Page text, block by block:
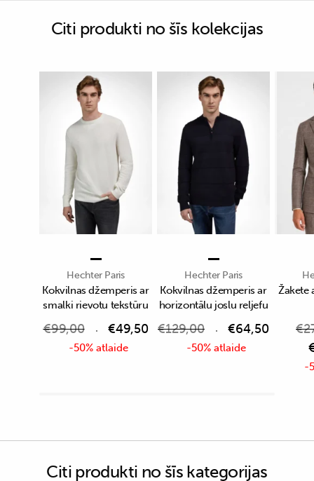
Citi produkti no šīs kolekcijas
Hechter Paris
Kokvilnas džemperis ar
smalki rievotu tekstūru
€99,00 €49,50
-50% atlaide
Hechter Paris
Kokvilnas džemperis ar
horizontālu joslu reljefu
€129,00 €64,50
-50% atlaide
Žakete
€
-
Citi produkti no šīs kategorijas